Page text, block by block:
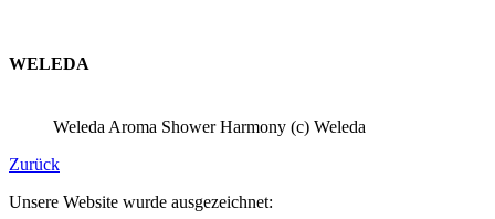
WELEDA
Weleda Aroma Shower Harmony (c) Weleda
Zurück
Unsere Website wurde ausgezeichnet: